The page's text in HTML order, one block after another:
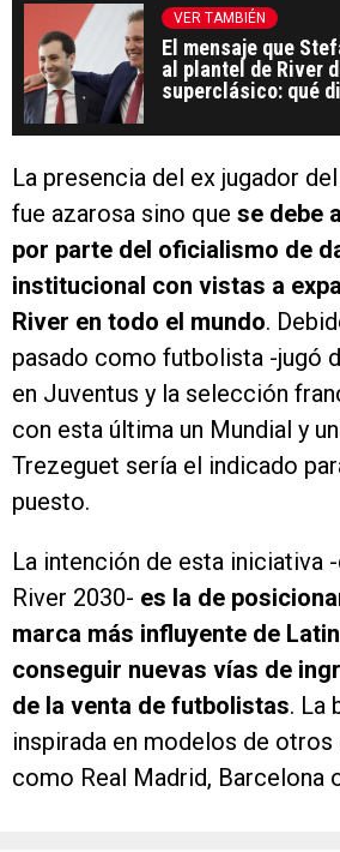
VER TAMBIÉN
El mensaje que
al plantel de River
superclásico: qué
La presencia del ex jugador
fue azarosa sino que se debe
por parte del oficialismo de
institucional con vistas a
River en todo el mundo.
pasado como futbolista -jugó
en Juventus y la selección
con esta última un Mundial y
Trezeguet sería el indicado
puesto.
La intención de esta iniciativa
River 2030- es la de
marca más influyente de
conseguir nuevas vías de
de la venta de futbolistas. La
inspirada en modelos de
como Real Madrid, Barcelona